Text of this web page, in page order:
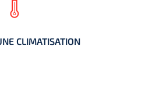
CLIMATISATION
CLIMATISATION